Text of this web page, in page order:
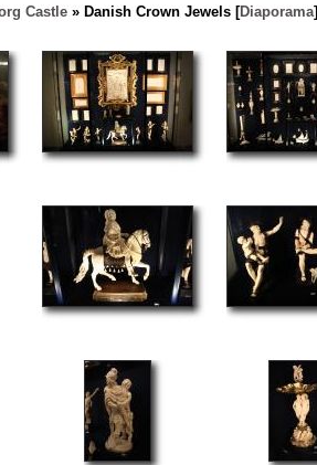
Castle » Danish Crown Jewels [Diaporama]